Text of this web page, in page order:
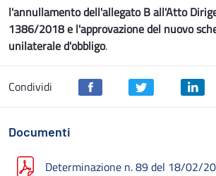
l'annullamento dell'allegato B all'Atto
1386/2018 e l'approvazione del nuovo
unilaterale d'obbligo.
Condividi
Documenti
Determinazione n. 89 del 18/02/